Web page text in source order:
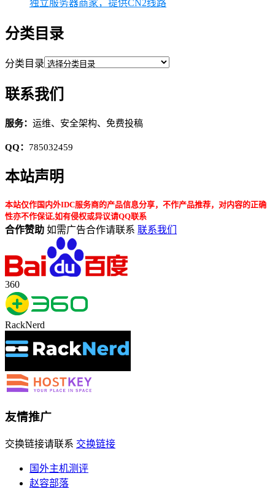
独立服务器商家，提供CN2线路
分类目录
分类目录
联系我们
服务： 运维、安全架构、免费投稿
QQ： 785032459
本站声明
本站仅作国内外IDC服务商的产品信息分享，不作产品推荐，对内容的正确
性亦不作保证,如有侵权或异议请QQ联系
合作赞助 如需广告合作请联系 联系我们
360
RackNerd
友情推广
交换链接请联系 交换链接
国外主机测评
赵容部落